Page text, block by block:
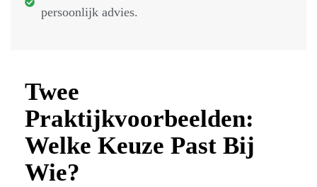
persoonlijk advies.
Twee
Praktijkvoorbeelden:
Welke Keuze Past Bij
Wie?